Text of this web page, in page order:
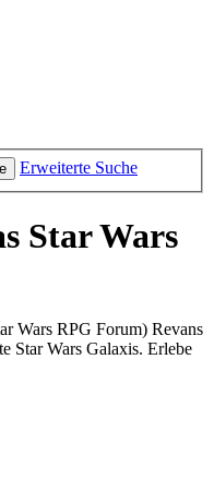
Erweiterte Suche
Star Wars
Wars RPG Forum) Revans
Star Wars Galaxis. Erlebe